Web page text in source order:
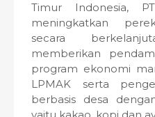
Timur Indonesia,
meningkatkan
secara
memberikan
program ekonomi
LPMAK serta
berbasis desa